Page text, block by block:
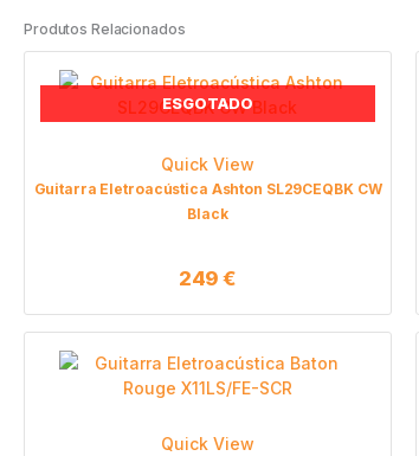
Produtos Relacionados
ESGOTADO
Quick View
Guitarra Eletroacústica Ashton SL29CEQBK CW
Black
249€
Quick View